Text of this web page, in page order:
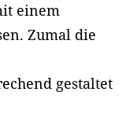
einem
Zumal die
gestaltet